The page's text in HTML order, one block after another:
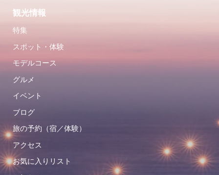
観光情報
特集
スポット・体験
モデルコース
グルメ
イベント
ブログ
旅の予約（宿／体験）
アクセス
お気に入りリスト